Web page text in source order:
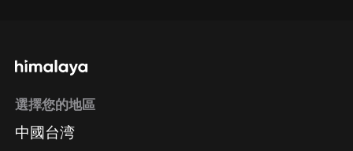
選擇您的地區
中國台湾